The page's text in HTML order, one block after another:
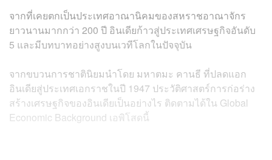
จากที่เคยตกเป็นประเทศอาณานิคมของสหราชอาณาจักร
ยาวนานมากกว่า 200 ปี อินเดียก้าวสู่ประเทศเศรษฐกิจอันดับ
5 และมีบทบาทอย่างสูงบนเวทีโลกในปัจจุบัน
จากขบวนการชาตินิยมนำโดย มหาตมะ คานธี ที่ปลดแอก
อินเดียสู่ประเทศเอกราชในปี 1947 ประวัติศาสตร์การก่อร่าง
สร้างเศรษฐกิจของอินเดียเป็นอย่างไร ติดตามได้ใน Global
Economic Background เอพิโสดนี้